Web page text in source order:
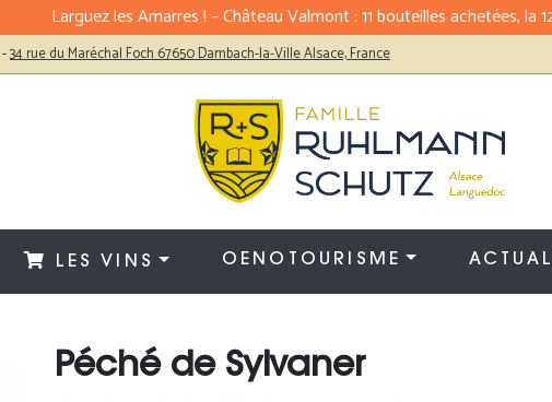
Larguez les Amarres ! – Château Valmont : 11 bouteilles achetées, la
-34 rue du Maréchal Foch 67650 Dambach-la-Ville Alsace, France
LES VINS OENOTOURISME
Péché de Sylvaner